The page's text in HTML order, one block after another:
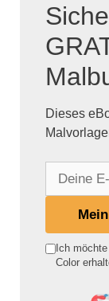
Dieses
e Ich
Color